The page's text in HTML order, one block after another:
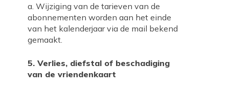
a. Wijziging van de tarieven van de
abonnementen worden aan het einde
van het kalenderjaar via de mail bekend
gemaakt.
5. Verlies, diefstal of beschadiging
van de vriendenkaart